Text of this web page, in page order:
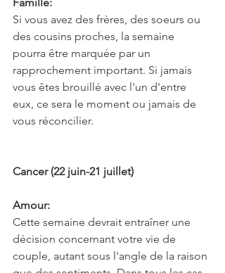
Si vous avez des frères, des soeurs ou
des cousins proches, la semaine
pourra être marquée par un
rapprochement important. Si jamais
vous êtes brouillé avec l'un d'entre
eux, ce sera le moment ou jamais de
vous réconcilier.
Cancer (22 juin-21 juillet)
Amour:
Cette semaine devrait entraîner une
décision concernant votre vie de
couple, autant sous l'angle de la raison